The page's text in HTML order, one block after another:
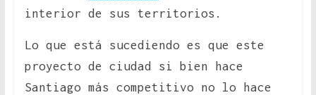
interior de sus territorios.
Lo que está sucediendo es que este
proyecto de ciudad si bien hace
Santiago más competitivo no lo hace